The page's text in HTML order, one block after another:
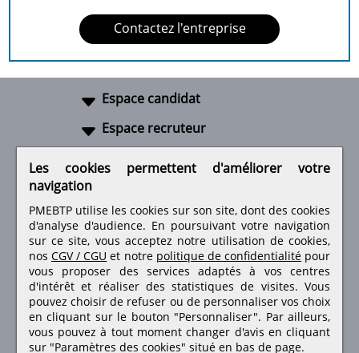
Contactez l'entreprise
Espace candidat
Espace recruteur
Retrouvez-nous sur les réseaux sociaux
Les cookies permettent d'améliorer votre
navigation
PMEBTP utilise les cookies sur son site, dont des cookies
d'analyse d'audience. En poursuivant votre navigation
sur ce site, vous acceptez notre utilisation de cookies,
nos CGV / CGU et notre politique de confidentialité pour
vous proposer des services adaptés à vos centres
d'intérêt et réaliser des statistiques de visites.Vous
pouvez choisir de refuser ou de personnaliser vos choix
en cliquant sur le bouton "Personnaliser". Par ailleurs,
vous pouvez à tout moment changer d'avis en cliquant
sur "Paramètres des cookies" situé en bas de page.